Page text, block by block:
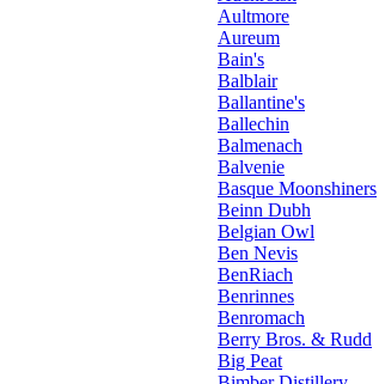
Aultmore
Aureum
Bain's
Balblair
Ballantine's
Ballechin
Balmenach
Balvenie
Basque Moonshiners
Beinn Dubh
Belgian Owl
Ben Nevis
BenRiach
Benrinnes
Benromach
Berry Bros. & Rudd
Big Peat